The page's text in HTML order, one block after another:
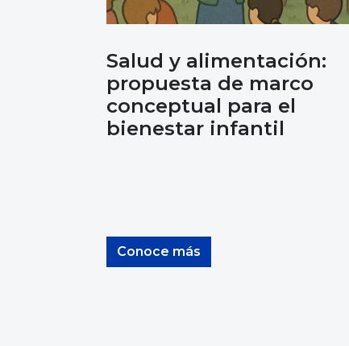
Salud y alimentación:
propuesta de marco
conceptual para el
bienestar infantil
Conoce más